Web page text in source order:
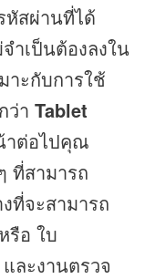
หัสผ่านที่ได้
ำเป็นต้องลงใน
าะกับการใช้
ว่า Tablet
าต่อไปคุณ
ที่สามารถ
ที่จะสามารถ
รือ ใบ
ละงานตรวจ